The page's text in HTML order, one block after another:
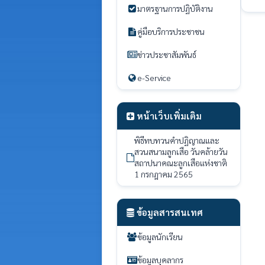
มาตรฐานการปฏิบัติงาน
คู่มือบริการประชาชน
ข่าวประชาสัมพันธ์
e-Service
หน้าเว็บเพิ่มเติม
พิธีทบทวนคำปฏิญาณและ
สวนสนามลูกเสือ วันคล้ายวัน
สถาปนาคณะลูกเสือแห่งชาติ
1 กรกฎาคม 2565
ข้อมูลสารสนเทศ
ข้อมูลนักเรียน
ข้อมูลบุคลากร